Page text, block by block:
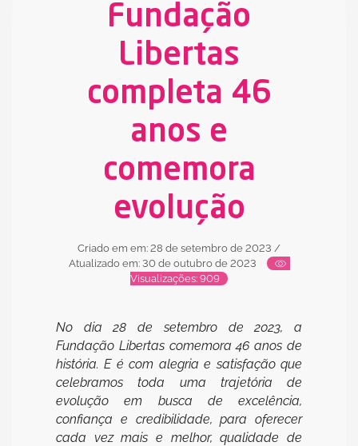
Fundação
Libertas
completa 46
anos e
comemora
evolução
Criado em em: 28 de setembro de 2023 /
Atualizado em: 30 de outubro de 2023
Visualizações: 909
No dia 28 de setembro de 2023, a
Fundação Libertas comemora 46 anos de
história. E é com alegria e satisfação que
celebramos toda uma trajetória de
evolução em busca de excelência,
confiança e credibilidade, para oferecer
cada vez mais e melhor, qualidade de